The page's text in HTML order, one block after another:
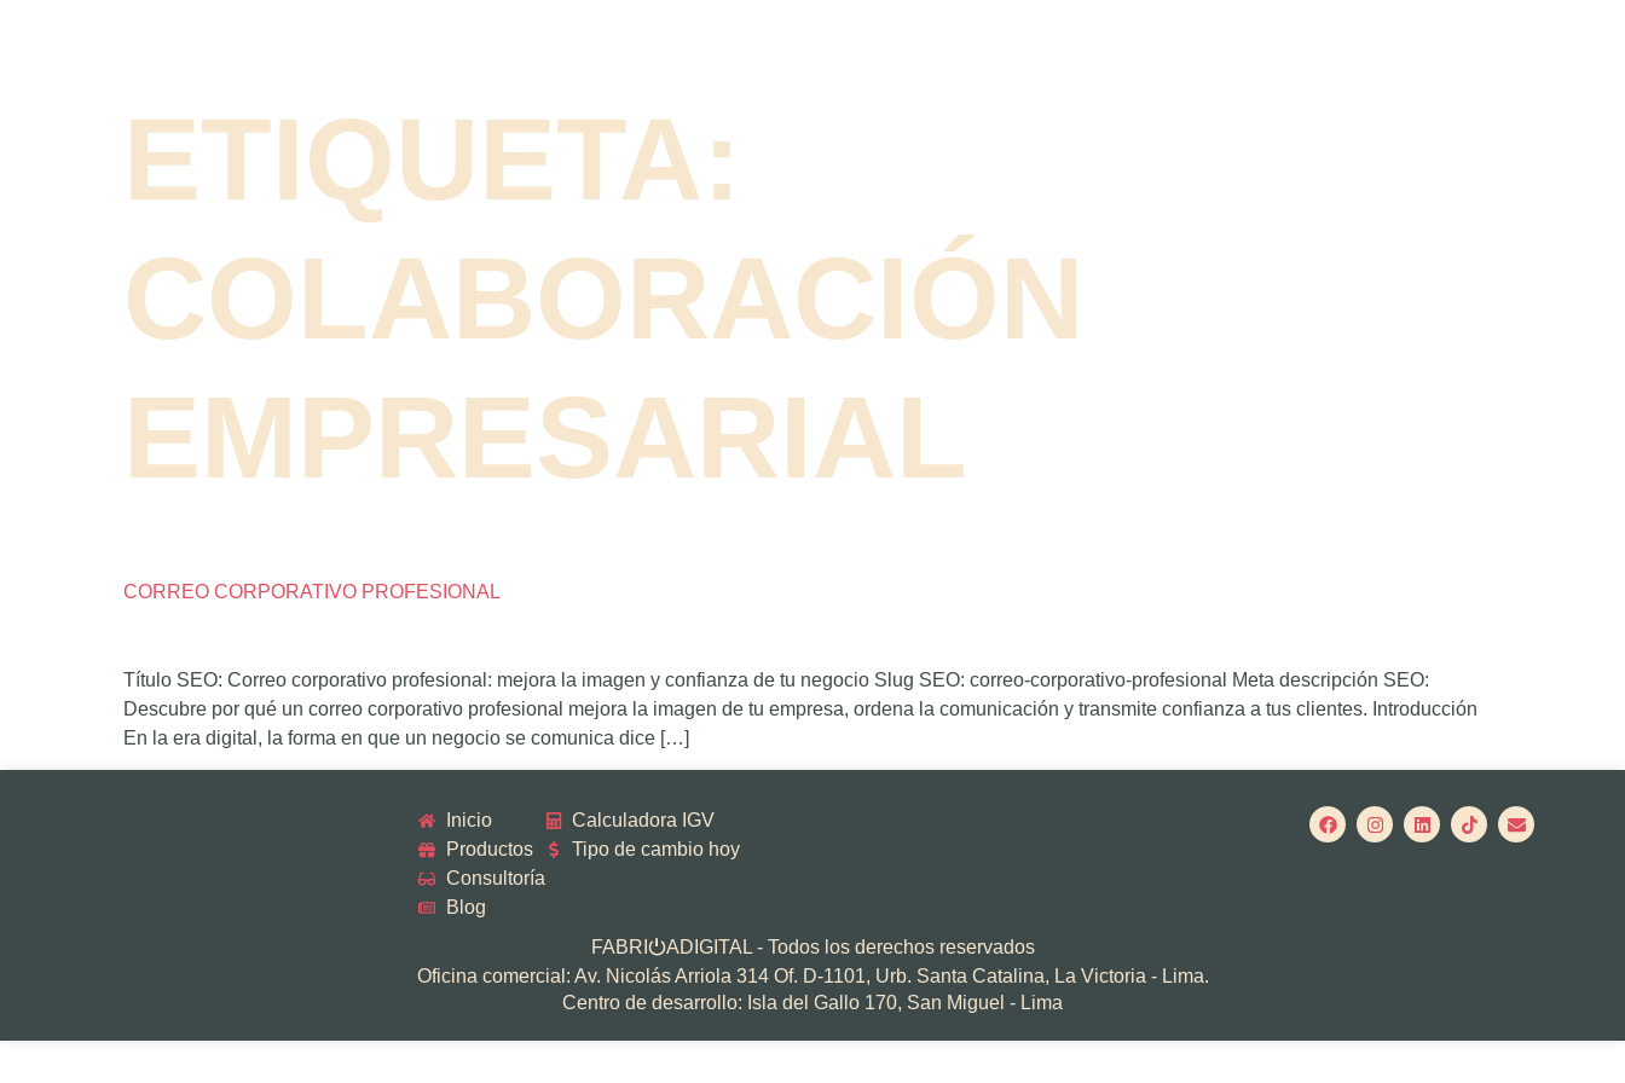
ETIQUETA:
COLABORACIÓN
EMPRESARIAL
CORREO CORPORATIVO PROFESIONAL
Título SEO: Correo corporativo profesional: mejora la imagen y confianza de tu negocio Slug SEO: correo-corporativo-profesional Meta descripción SEO:
Descubre por qué un correo corporativo profesional mejora la imagen de tu empresa, ordena la comunicación y transmite confianza a tus clientes. Introducción
En la era digital, la forma en que un negocio se comunica dice […]
Inicio
Productos
Consultoría
Blog
Calculadora IGV
Tipo de cambio hoy
FABRI ⏻ADIGITAL - Todos los derechos reservados
Oficina comercial: Av. Nicolás Arriola 314 Of. D-1101, Urb. Santa Catalina, La Victoria - Lima.
Centro de desarrollo: Isla del Gallo 170, San Miguel - Lima